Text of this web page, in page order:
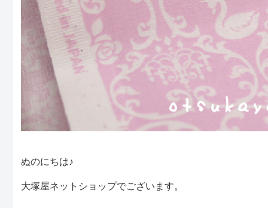
ぬのにちは♪
大塚屋ネットショップでございます。